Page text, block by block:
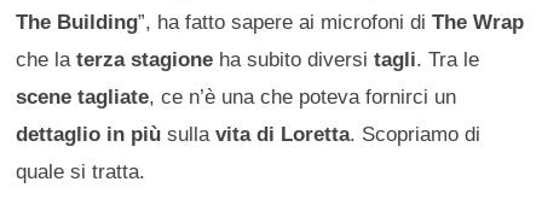
The Building”, ha fatto sapere ai microfoni diThe Wrap
che laterza stagione ha subito diversitagli. Tra le
scene tagliate, ce n’è una che poteva fornirci un
dettaglio in più sullavita di Loretta. Scopriamo di
quale si tratta.